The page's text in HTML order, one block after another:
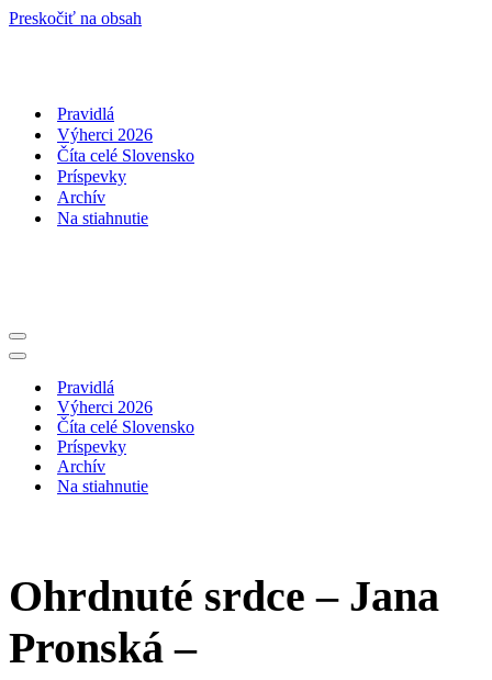
Preskočiť na obsah
Pravidlá
Výherci 2026
Číta celé Slovensko
Príspevky
Archív
Na stiahnutie
Menu
navigácie
Menu
navigáciePravidlá
Výherci 2026
Číta celé Slovensko
Príspevky
Archív
Na stiahnutie
Ohrdnuté srdce – Jana
Pronská –